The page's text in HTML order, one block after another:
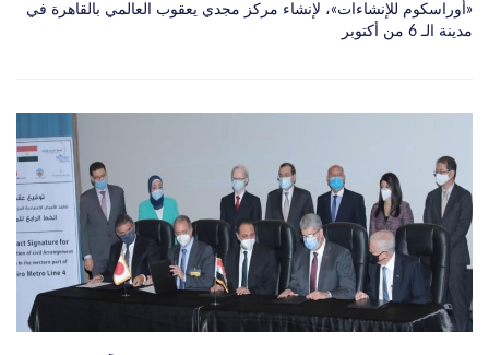
«أوراسكوم للإنشاءات»، لإنشاء مركز مجدي يعقوب العالمي بالقاهرة في
مدينة الـ 6 من أكتوبر